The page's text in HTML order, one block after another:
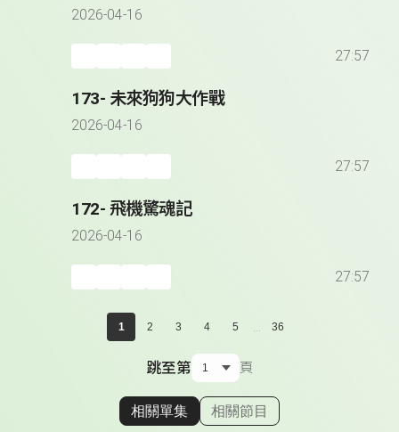
2026-04-16
27:57
173- 未來狗狗大作戰
2026-04-16
27:57
172- 飛機驚魂記
2026-04-16
27:57
1 2 3 4 5 ... 36
跳至第 頁
顯示相關單集
相關單集 相關節目